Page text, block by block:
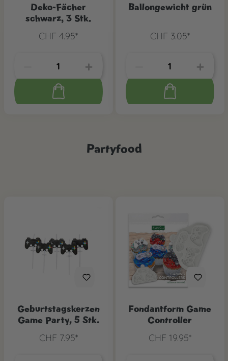
Deko-Fächer
schwarz, 3 Stk.
CHF 4.95*
Ballongewicht grün
CHF 3.05*
Partyfood
Geburtstagskerzen
Game Party, 5 Stk.
CHF 7.95*
Fondantform Game
Controller
CHF 19.95*